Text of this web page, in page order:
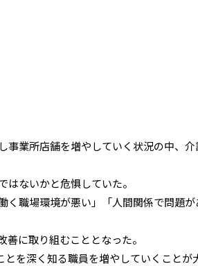
業所店舗を増やしていく状況の中、
ないかと危惧していた。
職場環境が悪い」「人間関係で問題
善に取り組むこととなった。
とを深く知る職員を増やしていくこと